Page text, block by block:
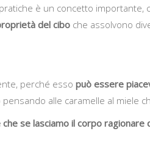
è un concetto importante,
del cibo che assolvono
perché esso può essere
alle caramelle al miele
se lasciamo il corpo